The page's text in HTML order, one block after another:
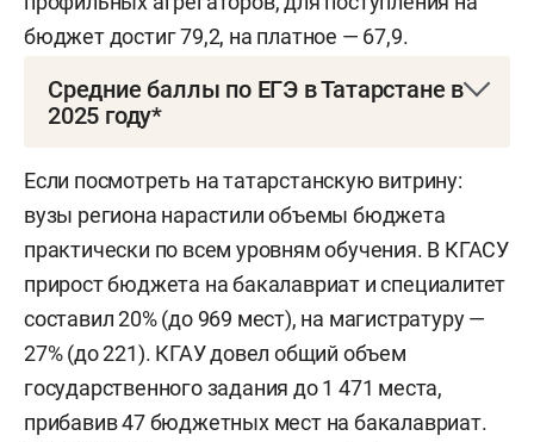
бюджет достиг 79,2, на платное — 67,9.
Средние баллы по ЕГЭ в Татарстане в
2025 году*
Математика профильная — РТ: 69,54; РФ: 62,0.
Физика — РТ: 64,09; РФ: 61,7.
Химия — РТ: 68,52; РФ: 58,1.
Биология — РТ: 61,22; РФ: 54,5.
Если посмотреть на татарстанскую витрину:
вузы региона нарастили объемы бюджета
практически по всем уровням обучения. В КГАСУ
прирост бюджета на бакалавриат и специалитет
составил 20% (до 969 мест), на магистратуру —
27% (до 221). КГАУ довел общий объем
государственного задания до 1 471 места,
прибавив 47 бюджетных мест на бакалавриат.